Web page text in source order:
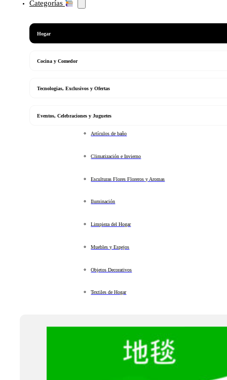
Categorías
Hogar
Cocina y Comedor
Tecnologias, Exclusivos y Ofertas
Eventos, Celebraciones y Juguetes
Artículos de baño
Climatización e Invierno
Esculturas Flores Floreros y Aromas
Iluminación
Limpieza del Hogar
Muebles y Espejos
Objetos Decorativos
Textiles de Hogar